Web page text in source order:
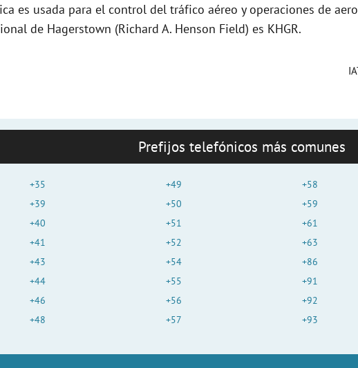
o
es usada para el control del tráfico aéreo y operaciones de
de Hagerstown (Richard A. Henson Field) es KHGR.
Prefijos telefónicos más comunes
+35
+39
+40
+41
+43
+44
+46
+48
+49
+50
+51
+52
+54
+55
+56
+57
+58
+59
+61
+63
+86
+91
+92
+93